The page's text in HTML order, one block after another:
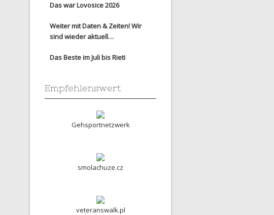
Das war Lovosice 2026
Weiter mit Daten & Zeiten! Wir
sind wieder aktuell…
Das Beste im Juli bis Rieti
Empfehlenswert
Gehsportnetzwerk
smolachuze.cz
veteranswalk.pl